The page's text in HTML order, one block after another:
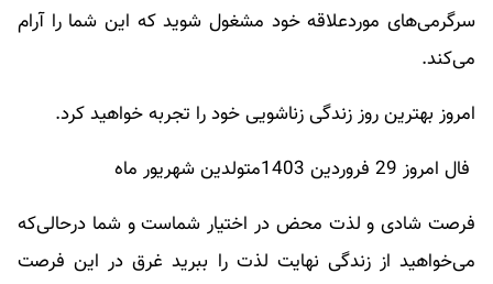
سرگرمی‌های موردعلاقه خود مشغول شوید که این شما را آرام
می‌کند.
امروز بهترین روز زندگی زناشویی خود را تجربه خواهید کرد.
فال امروز 29 فروردین 1403متولدین شهریور ماه
فرصت شادی و لذت محض در اختیار شماست و شما درحالی‌که
می‌خواهید از زندگی نهایت لذت را ببرید غرق در این فرصت